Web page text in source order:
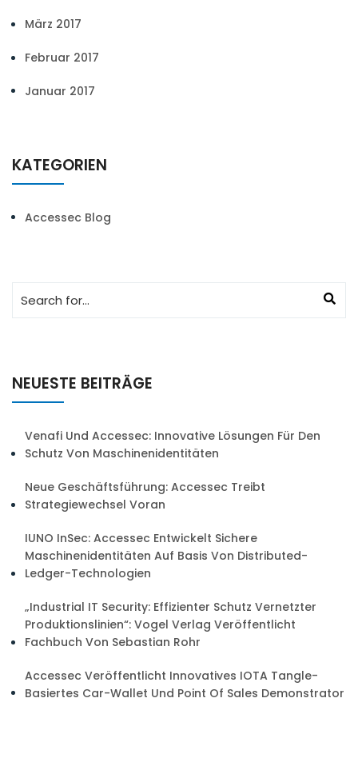
März 2017
Februar 2017
Januar 2017
KATEGORIEN
Accessec Blog
NEUESTE BEITRÄGE
Venafi Und Accessec: Innovative Lösungen Für Den
Schutz Von Maschinenidentitäten
Neue Geschäftsführung: Accessec Treibt
Strategiewechsel Voran
IUNO InSec: Accessec Entwickelt Sichere
Maschinenidentitäten Auf Basis Von Distributed-
Ledger-Technologien
„Industrial IT Security: Effizienter Schutz Vernetzter
Produktionslinien“: Vogel Verlag Veröffentlicht
Fachbuch Von Sebastian Rohr
Accessec Veröffentlicht Innovatives IOTA Tangle-
Basiertes Car-Wallet Und Point Of Sales Demonstrator